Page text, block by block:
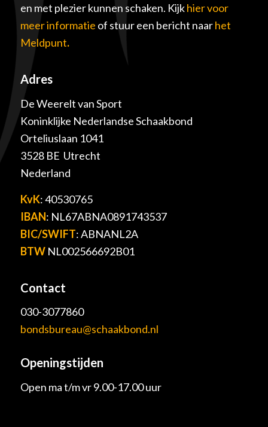
en met plezier kunnen schaken. Kijkhier voor
meer informatie of stuur een bericht naarhet
Meldpunt.
Adres
De Weerelt van Sport
Koninklijke Nederlandse Schaakbond
Orteliuslaan 1041
3528 BE Utrecht
Nederland
KvK: 40530765
IBAN: NL67ABNA0891743537
BIC/SWIFT: ABNANL2A
BTWNL002566692B01
Contact
030-3077860
bondsbureau@schaakbond.nl
Openingstijden
Open ma t/m vr 9.00-17.00 uur